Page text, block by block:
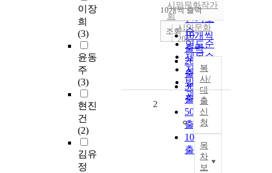
이장
희
(3)
윤동
주
(3)
현진
건
(2)
김유
정
순
인기도
순
연도순
제목순
저자순
발행기
관순
내림차순
10개씩 출력
10개씩
출력
20개씩
출력
30개씩
출력
50개씩
출력
100개씩
출력
조회
시와문화작가
회
시와문화
2022
복
사/
대
출
신
청
목
차
보
2